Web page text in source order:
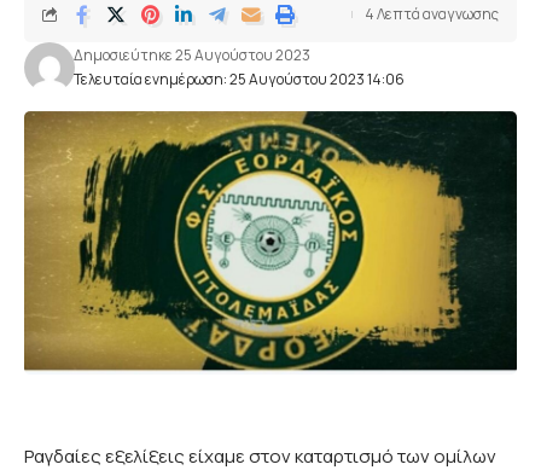
Τελευταία ενημέρωση: 25 Αυγούστου 2023 14:06
Δημοσιεύτηκε 25 Αυγούστου 2023
4 Λεπτά αναγνωσης
Ραγδαίες εξελίξεις είχαμε στον καταρτισμό των ομίλων